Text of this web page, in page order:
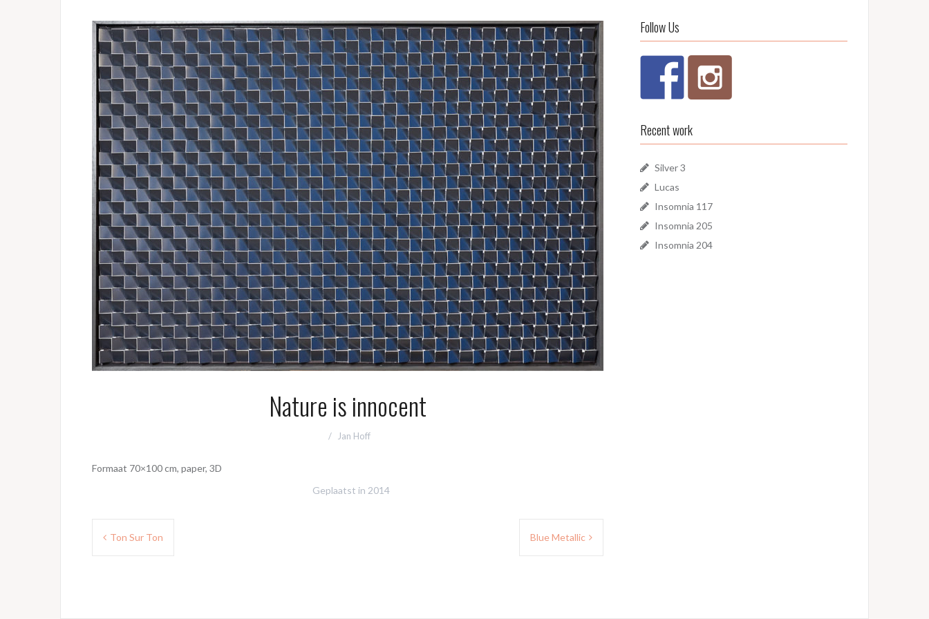
Nature is innocent
Jan Hoff
Formaat 70×100 cm, paper, 3D
Geplaatst in 2014
Bericht
Ton Sur Ton Blue Metallic
Follow Us
Recent work
Silver 3
Lucas
Insomnia 117
Insomnia 205
Insomnia 204